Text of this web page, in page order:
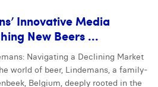
Innovative Media
New Beers ...
Navigating a Declining Market
world of beer, Lindemans, a family-
Belgium, deeply rooted in the